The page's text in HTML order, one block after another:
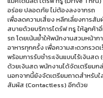
อร่อย ปลอดภัย ไม่ต้องลงจากรถ
เพื่อลดความเสี่ยง หลีกเลี่ยงการสั
สบายด้วยบริการไดร์ฟ ทรู ให้ลูกค้
รถ โดยเน้นย้ำให้พนักงานสวมหน้า
อาหารทุกครั้ง เพื่อความสะดวกรว
พร้อมการรับชำระเงินแบบไร้เงินส
ด้วยเงินสด พนักงานได้จัดเตรียมก
นอกจากนี้ยังจัดเตรียมถาดสำหรับใ
สัมผัส (Contactless) อีกด้วย